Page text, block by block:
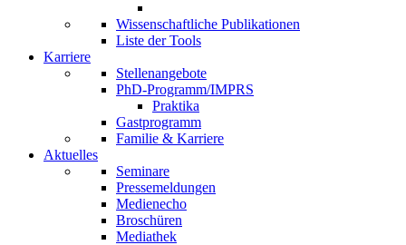
Wissenschaftliche Publikationen
Liste der Tools
Karriere
Stellenangebote
PhD-Programm/IMPRS
Praktika
Gastprogramm
Familie & Karriere
Aktuelles
Seminare
Pressemeldungen
Medienecho
Broschüren
Mediathek